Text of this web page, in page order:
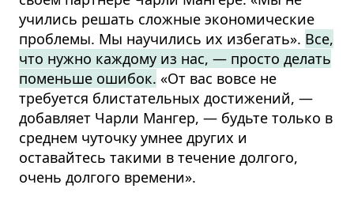
учились решать сложные экономические
проблемы. Мы научились их избегать». Все,
что нужно каждому из нас, — просто делать
поменьше ошибок. «От вас вовсе не
требуется блистательных достижений, —
добавляет Чарли Мангер, — будьте только в
среднем чуточку умнее других и
оставайтесь такими в течение долгого,
очень долгого времени».